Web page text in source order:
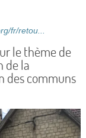
fr/retou...
le thème de
de la
des communs